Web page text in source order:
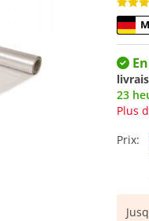
23
Plus
Prix: